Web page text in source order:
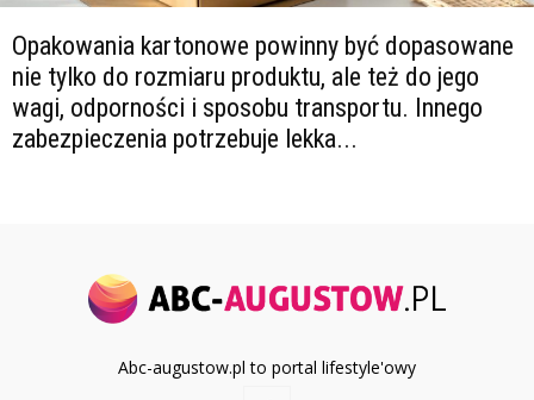
Opakowania kartonowe powinny być dopasowane
nie tylko do rozmiaru produktu, ale też do jego
wagi, odporności i sposobu transportu. Innego
zabezpieczenia potrzebuje lekka...
Abc-augustow.pl to portal lifestyle'owy